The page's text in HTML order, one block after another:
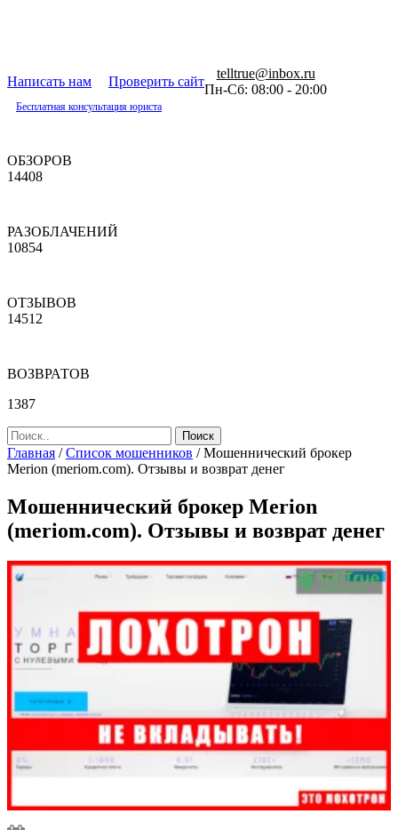
Написать нам Проверить сайт
telltrue@inbox.ru
Пн-Сб: 08:00 - 20:00
Бесплатная консультация юриста
ОБЗОРОВ
14408
РАЗОБЛАЧЕНИЙ
10854
ОТЗЫВОВ
14512
ВОЗВРАТОВ
1387
Главная /Список мошенников /Мошеннический брокер
Merion (meriom.com). Отзывы и возврат денег
Мошеннический брокер Merion
(meriom.com). Отзывы и возврат денег